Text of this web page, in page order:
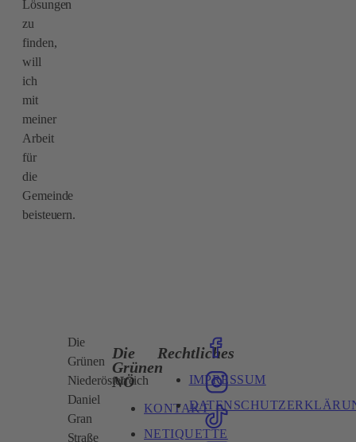
Lösungen
zu
finden,
will
ich
mit
meiner
Arbeit
für
die
Gemeinde
beisteuern.
Die
Grünen
Niederösterreich
Daniel
Gran
Straße
Die
Grünen
NÖ
KONTAKT
NETIQUETTE
Rechtliches
IMPRESSUM